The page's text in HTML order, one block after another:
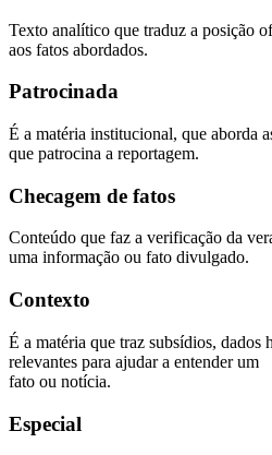
Texto analítico que traduz a posição
aos fatos abordados.
Patrocinada
É a matéria institucional, que aborda
que patrocina a reportagem.
Checagem de fatos
Conteúdo que faz a verificação da
uma informação ou fato divulgado.
Contexto
É a matéria que traz subsídios, dados
relevantes para ajudar a entender um
fato ou notícia.
Especial